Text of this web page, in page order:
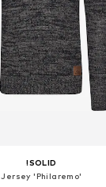
!SOLID
Jersey 'Philaremo'